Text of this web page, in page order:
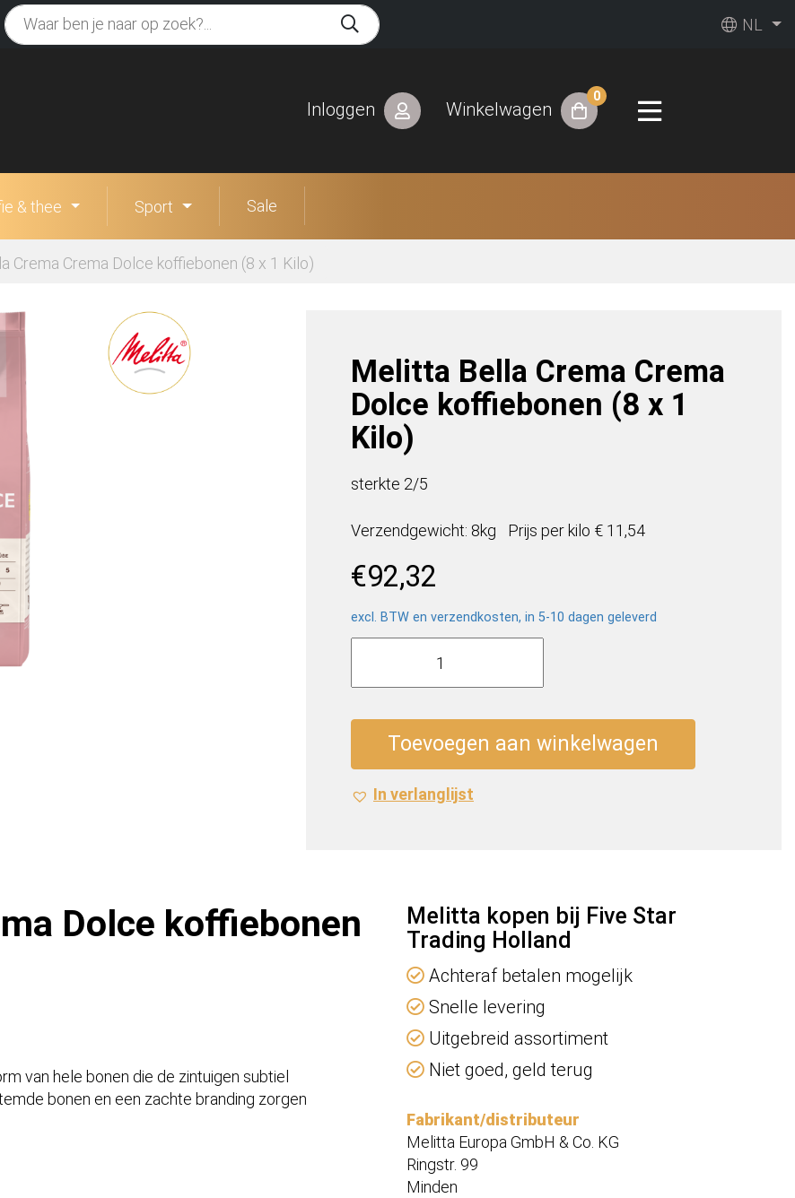
NL
Inloggen Winkelwagen
0
& thee Sport Sale
Crema Crema Dolce koffiebonen (8 x 1 Kilo)
Melitta Bella Crema Crema
Dolce koffiebonen (8 x 1
Kilo)
sterkte 2/5
Verzendgewicht: 8kg Prijs per kilo € 11,54
€92,32
excl. BTW en verzendkosten, in 5-10 dagen geleverd
Melitta
Crema
koffiebonen
(8
x
Toevoegen aan winkelwagen
In verlanglijst
Dolce koffiebonen
van hele bonen die de zintuigen subtiel
bonen en een zachte branding zorgen
Melitta kopen bij Five Star
Trading Holland
Achteraf betalen mogelijk
Snelle levering
Uitgebreid assortiment
Niet goed, geld terug
Fabrikant/distributeur
Melitta Europa GmbH & Co. KG
Ringstr. 99
Minden